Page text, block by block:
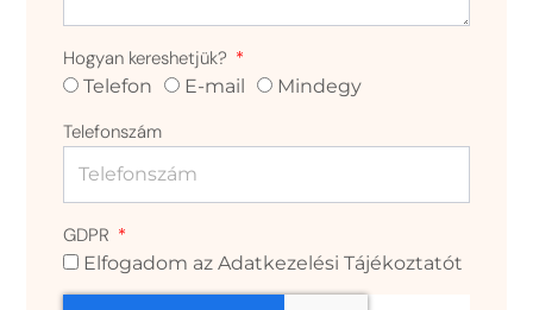
Hogyan kereshetjük?
Telefon E-mail Mindegy
Telefonszám
GDPR
Elfogadom az Adatkezelési Tájékoztatót